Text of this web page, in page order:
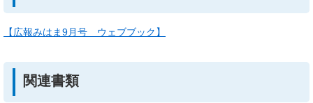
【広報みはま9月号 ウェブブック】
関連書類